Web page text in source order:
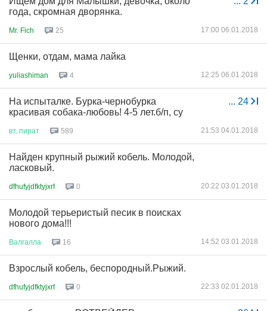
года, скромная дворянка.
Mr. Fich 25 17:00 06.01.2018
Щенки, отдам, мама лайка
yuliashiman 4 12:25 06.01.2018
... 24
На испыталке. Бурка-чернобурка
красивая собака-любовь! 4-5 лет.б/п, су
вт. пират 589 21:53 04.01.2018
Найден крупный рыжий кобель. Молодой,
ласковый.
dfhufyjdfktyjxrf 0 20:22 03.01.2018
Молодой терьеристый песик в поисках
нового дома!!!
Валгалла 16 14:52 03.01.2018
Взрослый кобель, беспородный.Рыжий.
dfhufyjdfktyjxrf 0 22:33 02.01.2018